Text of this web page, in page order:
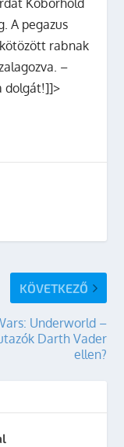
Kóborhold
A pegazus
rabnak
–
dolgát!]]>
KÖVETKEZŐ
Underworld –
Darth Vader
ellen?